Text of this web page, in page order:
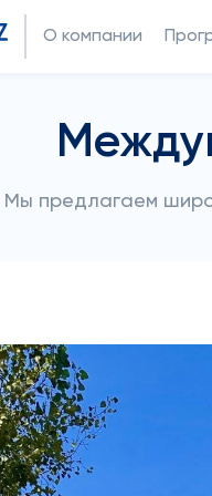
О компании
Мы предлагаем